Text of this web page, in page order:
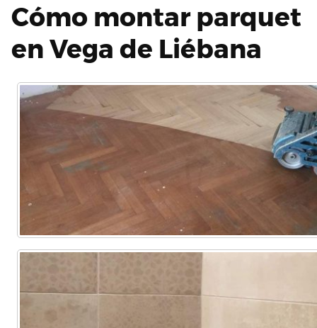
Cómo montar parquet
en Vega de Liébana